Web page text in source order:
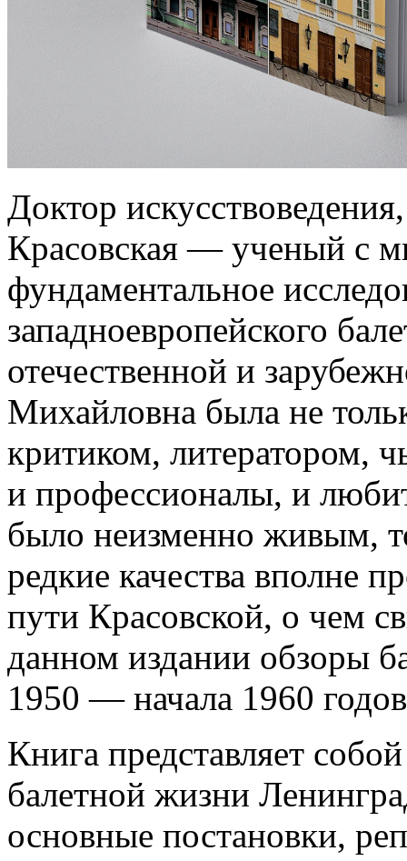
Доктор
Красовская — ученый с
фундаментальное
западноевропейского
отечественной и
Михайловна была не
критиком, литератором,
и профессионалы, и
было неизменно живым,
редкие качества вполне
пути Красовской, о чем
данном издании обзоры
1950 — начала 1960
Книга представляет
балетной жизни
основные постановки,